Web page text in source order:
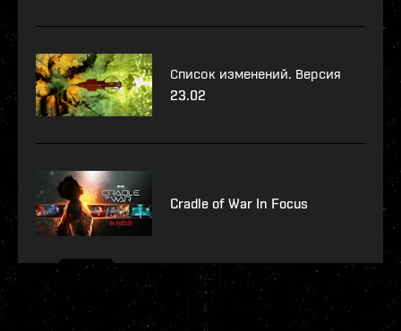
Список изменений. Версия
23.02
Cradle of War In Focus